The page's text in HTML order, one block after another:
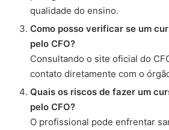
qualidade do ensino.
Como posso verificar se um
pelo CFO?
Consultando o site oficial do
contato diretamente com o
Quais os riscos de fazer um
pelo CFO?
O profissional pode enfrentar